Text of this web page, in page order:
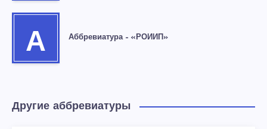
А Аббревиатура – «РОИИП»
Другие аббревиатуры